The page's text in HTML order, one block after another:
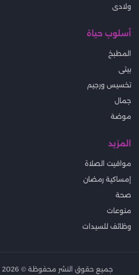
ولادى
أسلوب حياة
المطبخ
بيتى
تخسيس ورجيم
جمال
موضة
المزيد
مواقيت الصلاة
إمساكية رمضان
صحة
منوعات
وظائف للسيدات
جميع حقوق النشر محفوظة © 2026